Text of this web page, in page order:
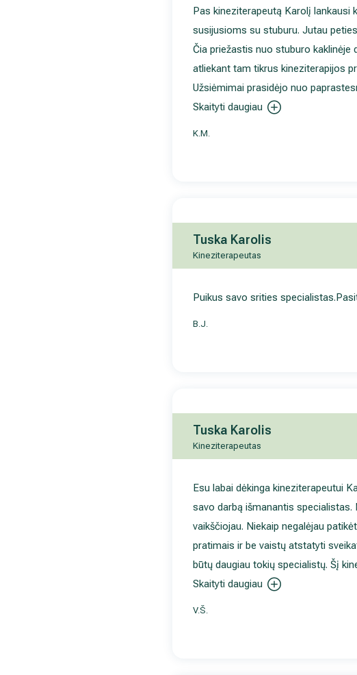
Pas kineziterapeutą Karolį lankausi
susijusioms su stuburu. Jutau
Čia priežastis nuo stuburo kaklinėje
atliekant tam tikrus kineziterapijos
Užsiėmimai prasidėjo nuo
Skaityti daugiau
K.M.
Tuska Karolis
Kineziterapeutas
Puikus savo srities
B.J.
Tuska Karolis
Kineziterapeutas
Esu labai dėkinga kineziterapeutui
savo darbą išmanantis specialistas.
vaikščiojau. Niekaip negalėjau
pratimais ir be vaistų atstatyti
būtų daugiau tokių specialistų. Šį
Skaityti daugiau
V.Š.